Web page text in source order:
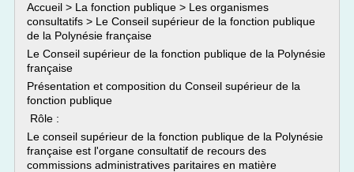
Accueil > La fonction publique > Les organismes
consultatifs > Le Conseil supérieur de la fonction publique
de la Polynésie française
Le Conseil supérieur de la fonction publique de la Polynésie
française
Présentation et composition du Conseil supérieur de la
fonction publique
Rôle :
Le conseil supérieur de la fonction publique de la Polynésie
française est l'organe consultatif de recours des
commissions administratives paritaires en matière